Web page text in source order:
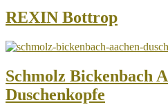
REXIN Bottrop
Schmolz Bickenbach
Duschenkopfe